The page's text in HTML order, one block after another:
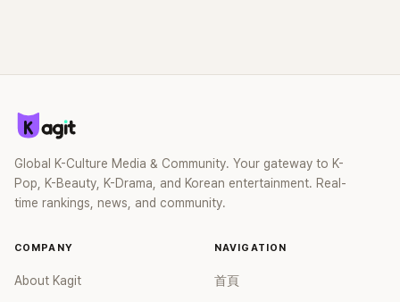
Global K-Culture Media & Community. Your gateway to K-
Pop, K-Beauty, K-Drama, and Korean entertainment. Real-
time rankings, news, and community.
COMPANY
About Kagit
NAVIGATION
首頁